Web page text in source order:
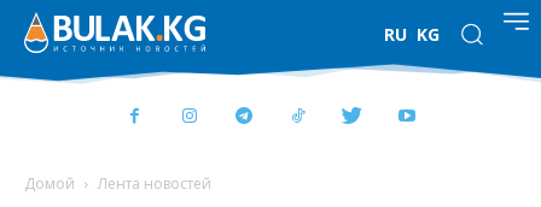
RU KG
Домой Лента новостей